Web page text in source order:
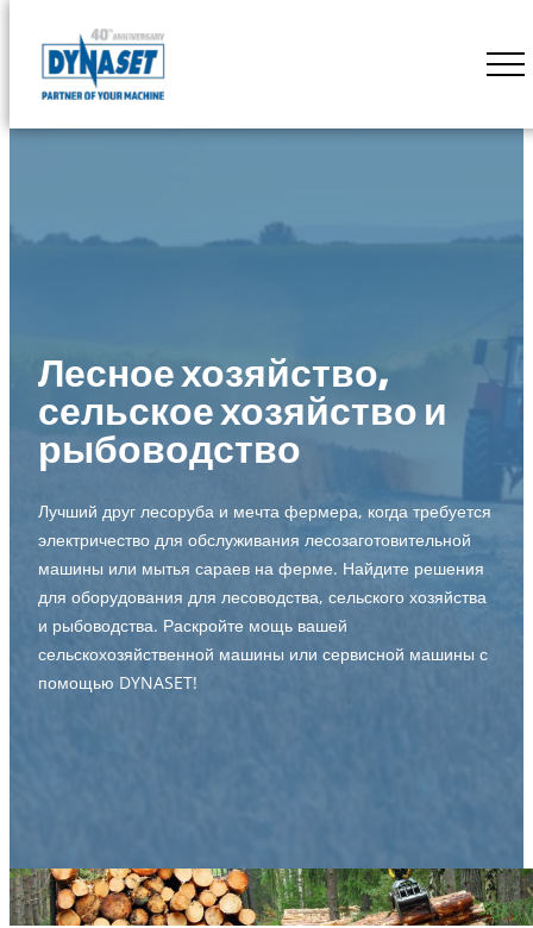
content
DYNASET
by
Лесное хозяйство,
сельское хозяйство и
рыбоводство
Лучший друг лесоруба и мечта фермера, когда требуется
электричество для обслуживания лесозаготовительной
машины или мытья сараев на ферме. Найдите решения
для оборудования для лесоводства, сельского хозяйства
и рыбоводства. Раскройте мощь вашей
сельскохозяйственной машины или сервисной машины с
помощью DYNASET!